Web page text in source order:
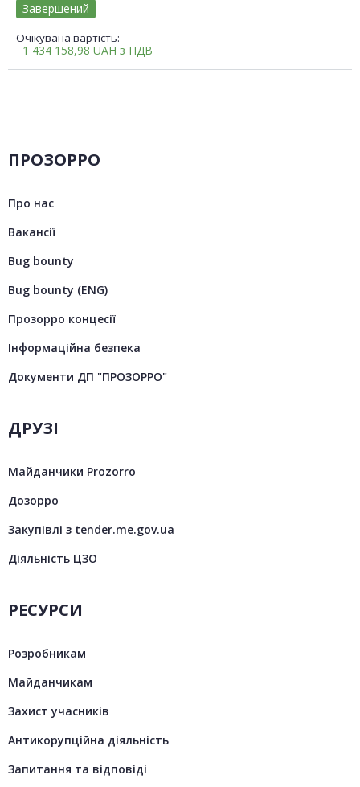
Очікувана вартість:
1 434 158,98 UAH з ПДВ
Завершений
ПРОЗОРРО
Про нас
Вакансії
Bug bounty
Bug bounty (ENG)
Прозорро концесії
Інформаційна безпека
Документи ДП "ПРОЗОРРО"
ДРУЗІ
Майданчики Prozorro
Дозорро
Закупівлі з tender.me.gov.ua
Діяльність ЦЗО
РЕСУРСИ
Розробникам
Майданчикам
Захист учасників
Антикорупційна діяльність
Запитання та відповіді